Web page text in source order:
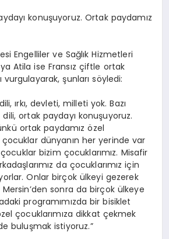
konuşuyoruz. Ortak paydamız
Engelliler ve Sağlık Hizmetleri
Atila ise Fransız çiftle ortak
vurgulayarak, şunları söyledi:
ırkı, devleti, milleti yok. Bazı
ortak paydayı konuşuyoruz.
ortak paydamız özel
çocuklar dünyanın her yerinde var
bizim çocuklarımız. Misafir
da çocuklarımız için
Onlar birçok ülkeyi gezerek
Mersin’den sonra da birçok ülkeye
programımızda bir bisiklet
çocuklarımıza dikkat çekmek
buluşmak istiyoruz.”